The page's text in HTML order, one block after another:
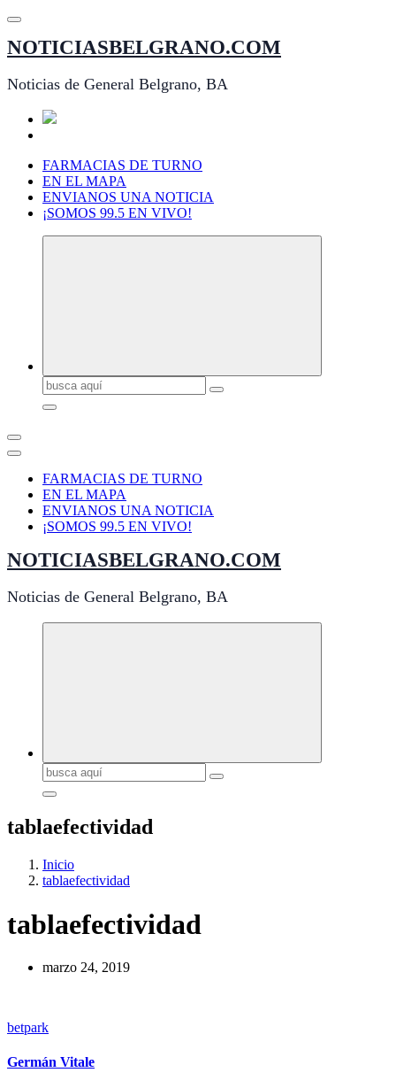
Saltar
contenido
NOTICIASBELGRANO.COM
Noticias de General Belgrano, BA
FARMACIAS DE TURNO
EN EL MAPA
ENVIANOS UNA NOTICIA
¡SOMOS 99.5 EN VIVO!
Buscar:
FARMACIAS DE TURNO
EN EL MAPA
ENVIANOS UNA NOTICIA
¡SOMOS 99.5 EN VIVO!
NOTICIASBELGRANO.COM
Noticias de General Belgrano, BA
Buscar:
tablaefectividad
Inicio
tablaefectividad
tablaefectividad
marzo 24, 2019
betpark
Germán Vitale